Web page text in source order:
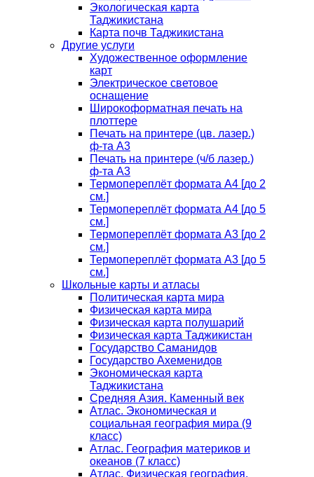
Экологическая карта
Таджикистана
Карта почв Таджикистана
Другие услуги
Художественное оформление
карт
Электрическое световое
оснащение
Широкоформатная печать на
плоттере
Печать на принтере (цв. лазер.)
ф-та А3
Печать на принтере (ч/б лазер.)
ф-та А3
Термопереплёт формата А4 [до 2
см.]
Термопереплёт формата А4 [до 5
см.]
Термопереплёт формата А3 [до 2
см.]
Термопереплёт формата А3 [до 5
см.]
Школьные карты и атласы
Политическая карта мира
Физическая карта мира
Физическая карта полушарий
Физическая карта Таджикистан
Государство Саманидов
Государство Ахеменидов
Экономическая карта
Таджикистана
Средняя Азия. Каменный век
Атлас. Экономическая и
социальная география мира (9
класс)
Атлас. География материков и
океанов (7 класс)
Атлас. Физическая география.